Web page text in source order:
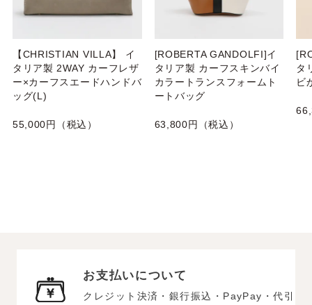
【CHRISTIAN VILLA】 イ
タリア製 2WAY カーフレザ
ー×カーフスエードハンドバ
ッグ(L)
55,000円（税込）
[ROBERTA GANDOLFI]イ
タリア製 カーフスキンバイ
カラートランスフォームト
ートバッグ
63,800円（税込）
タ
ビ
お支払いについて
クレジット決済・銀行振込・PayPay・代引